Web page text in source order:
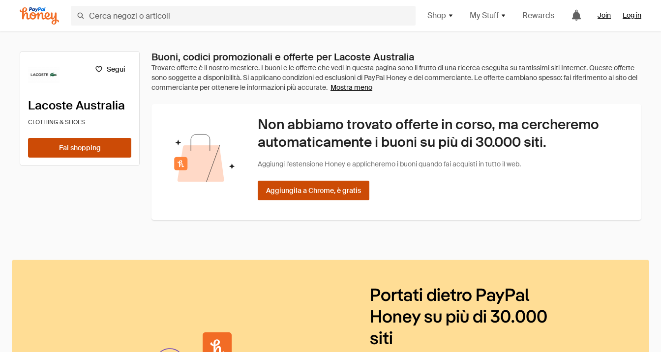
Shop My Stuff Rewards Join Log in
Segui
Lacoste Australia
CLOTHING & SHOES
Fai shopping
Buoni, codici promozionali e offerte per Lacoste Australia
Mostra meno
Non abbiamo trovato offerte in corso, ma cercheremo
automaticamente i buoni su più di 30.000 siti.
Aggiungi l'estensione Honey e applicheremo i buoni quando fai acquisti in tutto il web.
Aggiungila a Chrome, è gratis
Portati dietro PayPal
Honey su più di 30.000
siti